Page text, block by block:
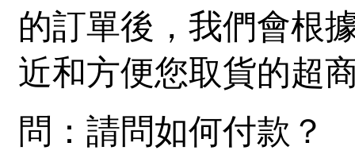
的訂單後，我們會根
近和方便您取貨的超
問：請問如何付款？